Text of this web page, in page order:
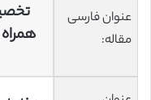
عنوان فارسی
مقاله: